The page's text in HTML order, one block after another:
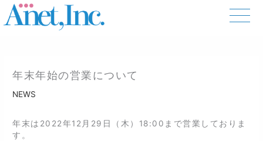
年末年始の営業について
NEWS
年末は2022年12月29日（木）18:00まで営業しておりま
す。